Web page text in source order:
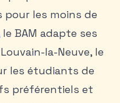
les moins de
BAM adapte ses
la-Neuve, le
les étudiants de
préférentiels et